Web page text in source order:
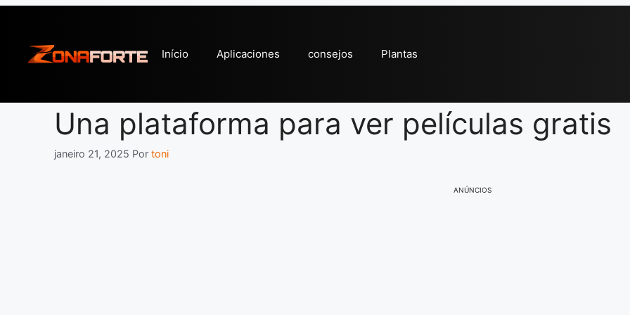
conteúdo
Início Aplicaciones consejos Plantas
Una plataforma para ver películas gratis
janeiro 21, 2025 Por toni
ANÚNCIOS